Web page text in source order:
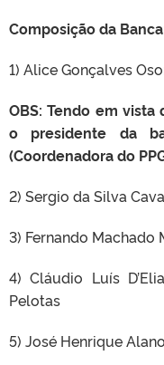
Composição da
1) Alice Gonçalves
OBS: Tendo em
o presidente da
(Coordenadora do
2) Sergio da Silva Cava
3) Fernando Machado
4) Cláudio Luís
Pelotas
5) José Henrique